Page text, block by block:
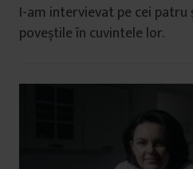
I-am intervievat pe cei patru
poveștile în cuvintele lor.